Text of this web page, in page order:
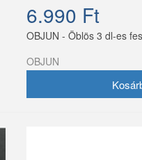
6.990 Ft
OBJUN - Öblös 3 dl-es
OBJUN